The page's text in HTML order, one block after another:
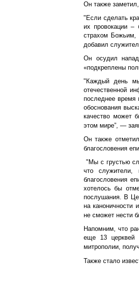
Он также
"Если сделать
их провокации –
страхом Божьим,
добавил
Он осудил
«подкреплены
"Каждый день
отечественной
последнее время
обоснования
качество может
этом мире”, —
Он также
благословения
"Мы с грустью
что служители,
благословения
хотелось бы
послушания. В
на каноничности
не сможет нести
Напомним, что
еще 13 церквей
митрополии,
Также стало